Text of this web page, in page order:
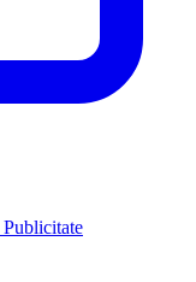
Publicitate